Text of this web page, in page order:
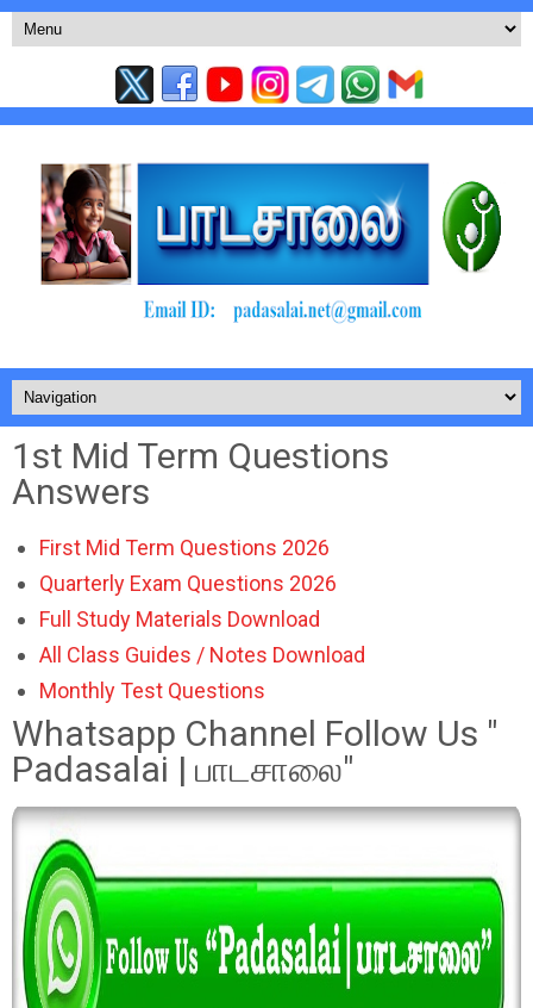
1st Mid Term Questions
Answers
First Mid Term Questions 2026
Quarterly Exam Questions 2026
Full Study Materials Download
All Class Guides / Notes Download
Monthly Test Questions
Whatsapp Channel Follow Us "
Padasalai | பாடசாலை"